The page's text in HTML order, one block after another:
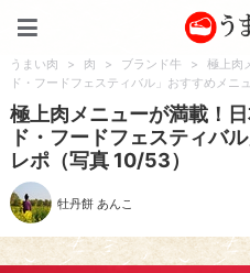
うまい肉 > 肉 > ブランド牛 >
極上肉
ド・フードフェスティバル」おすすめメニ
極上肉メニューが満載！
ド・フードフェスティバ
レポ（写真 10/53）
牡丹餅 あんこ